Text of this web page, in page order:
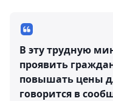
В эту трудную
проявить
повышать цены
говорится в